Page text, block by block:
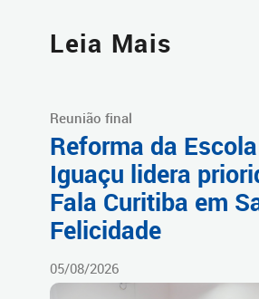
Leia Mais
Reunião final
Reforma da
Iguaçu lidera
Fala Curitiba em
Felicidade
05/08/2026